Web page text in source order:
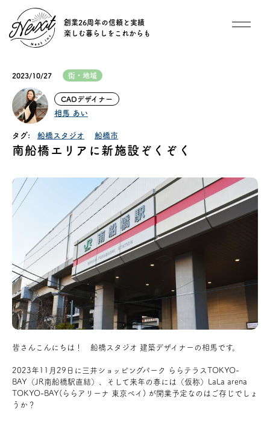
創業26周年の信頼と実績
楽しむ暮らしをこれからも
住宅商品
イベント
オーナー様インタビュー
ごあいさつ
チーム紹介
アクセス
会社案内
キャンペーン
2023/10/27 街・地域
CADデザイナー
相馬 あい
タグ:船橋スタジオ 船橋市
南船橋エリアに新施設ぞくぞく
皆さんこんにちは！ 船橋スタジオ 建築デザイナーの相馬です。
2023年11月29日に三井ショッピングパーク ららテラスTOKYO-
BAY（JR南船橋駅直結）、そして来年の春には（仮称）LaLa arena
TOKYO-BAY(ららアリーナ 東京ベイ) が開業予定なのはご存じでしょ
うか？